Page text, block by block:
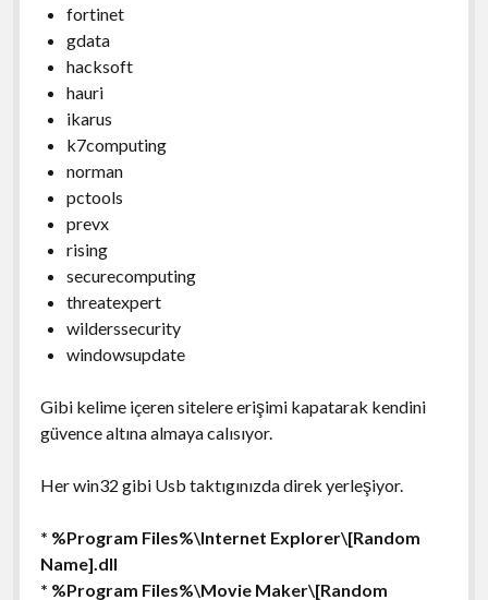
fortinet
gdata
hacksoft
hauri
ikarus
k7computing
norman
pctools
prevx
rising
securecomputing
threatexpert
wilderssecurity
windowsupdate
Gibi kelime içeren sitelere erişimi kapatarak kendini
güvence altına almaya calısıyor.
Her win32 gibi Usb taktıgınızda direk yerleşiyor.
* %Program Files%\Internet Explorer\[Random
Name].dll
* %Program Files%\Movie Maker\[Random